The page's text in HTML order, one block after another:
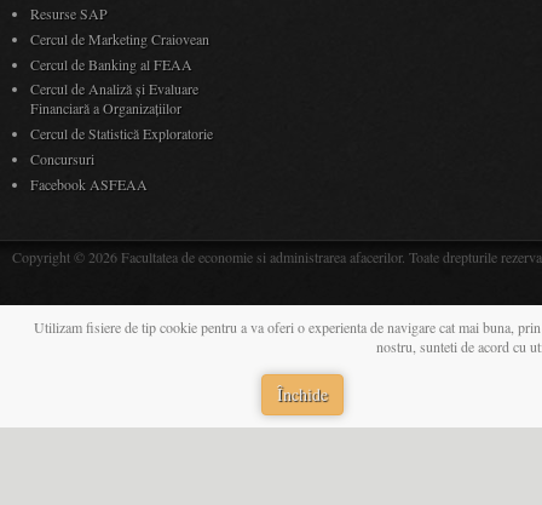
Resurse SAP
Cercul de Marketing Craiovean
Cercul de Banking al FEAA
Cercul de Analiză și Evaluare
Financiară a Organizațiilor
Cercul de Statistică Exploratorie
Concursuri
Facebook ASFEAA
Copyright © 2026 Facultatea de economie si administrarea afacerilor. Toate drepturile
Utilizam fisiere de tip cookie pentru a va oferi o experienta de navigare cat mai buna,
nostru, sunteti de acord cu
Închide